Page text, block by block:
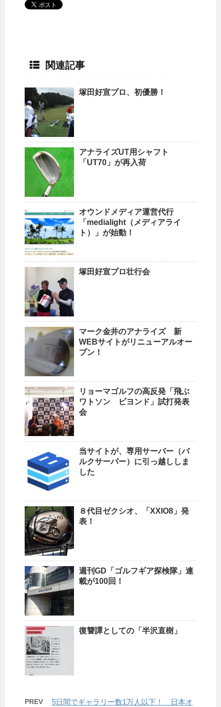
関連記事
塚田好宣プロ、初優勝！
アナライズUT用シャフト
「UT70」が再入荷
オウンドメディア運営代行
「medialight（メディアライ
ト）」が始動！
塚田好宣プロ壮行会
マーク金井のアナライズ 新
WEBサイトがリニューアルオー
プン！
リョーマゴルフの高反発「飛ぶ
ワトソン ビヨンド」試打発表
会
当サイトが、専用サーバー（バ
ルクサーバー）に引っ越ししま
した
８代目ゼクシオ、「XXIO8」発
表！
週刊GD「ゴルフギア探検隊」連
載が100回！
復讐譚としての「半沢直樹」
PREV
5日間でギャラリー数1万人以下！ 日本オ